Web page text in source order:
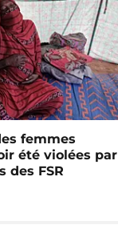
femmes
été violées par
des FSR